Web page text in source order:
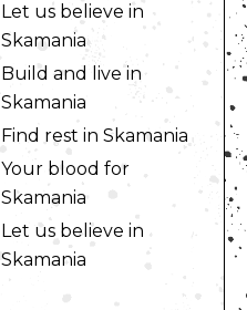
Let us believe in
Skamania
Build and live in
Skamania
Find rest in Skamania
Your blood for
Skamania
Let us believe in
Skamania